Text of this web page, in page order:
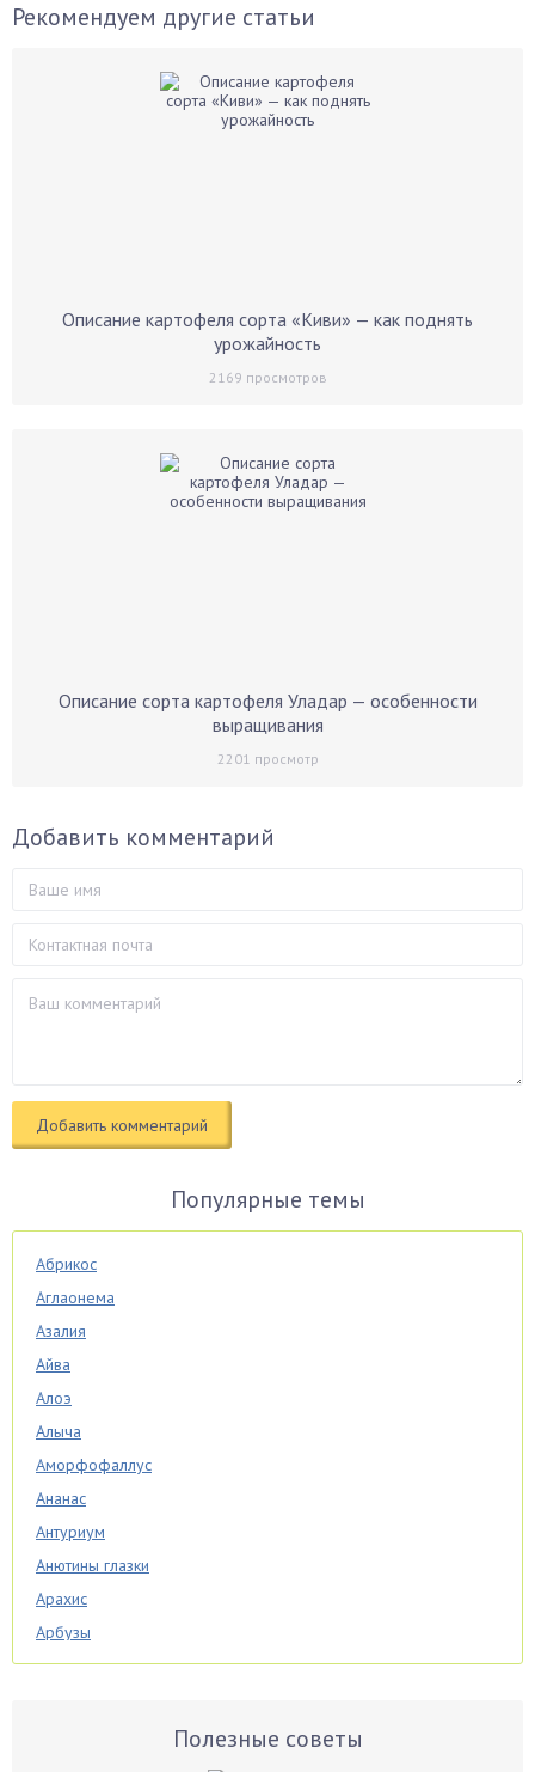
Рекомендуем другие статьи
Описание картофеля сорта «Киви» — как поднять
урожайность
2169 просмотров
Описание сорта картофеля Уладар — особенности
выращивания
2201 просмотр
Добавить комментарий
Популярные темы
Абрикос
Аглаонема
Азалия
Айва
Алоэ
Алыча
Аморфофаллус
Ананас
Антуриум
Анютины глазки
Арахис
Арбузы
Аспарагус
Полезные советы